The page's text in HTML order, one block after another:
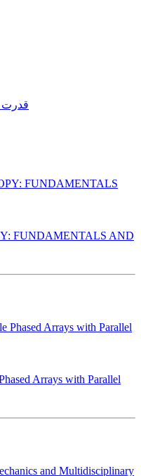
قدرت
FUNDAMENTALS AND
Arrays with Parallel